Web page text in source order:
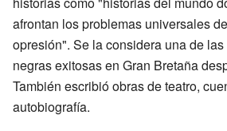
afrontan los problemas universales
opresión". Se la considera una de
negras exitosas en Gran Bretaña
También escribió obras de teatro,
autobiografía.